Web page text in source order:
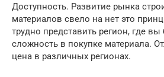
Доступность. Развитие рынка
материалов свело на нет это
трудно представить регион, где
сложность в покупке материала.
цена в различных регионах.